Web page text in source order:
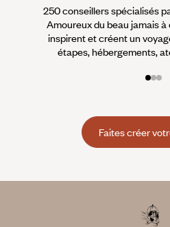
250 conseillers spécialisés
Amoureux du beau jamais à
inspirent et créent un
étapes, hébergements,
Faites créer